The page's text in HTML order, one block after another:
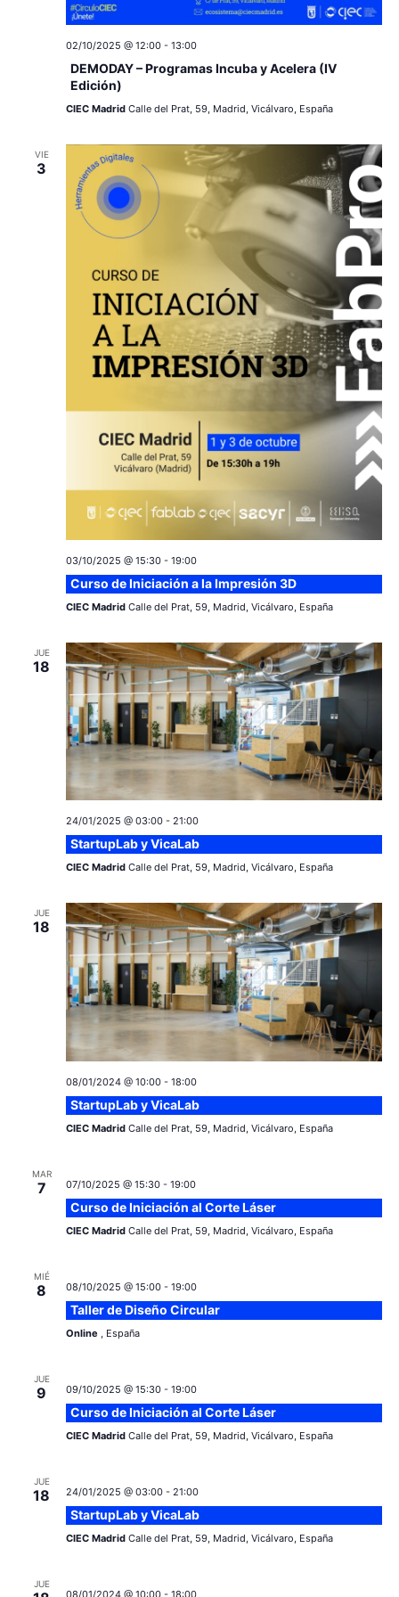
c
d
e
v
i
s
t
a
s
ó
v
i
s
t
a
s
d
e
E
v
e
n
o
02/10/2025 @ 12:00- 13:00
DEMODAY – Programas Incuba y Acelera (IV
Edición)
CIEC Madrid Calle del Prat, 59, Madrid, Vicálvaro, España
VIE
3
03/10/2025 @ 15:30- 19:00
Curso de Iniciación a la Impresión 3D
CIEC Madrid Calle del Prat, 59, Madrid, Vicálvaro, España
JUE
18
24/01/2025 @ 03:00- 21:00
StartupLab y VicaLab
CIEC Madrid Calle del Prat, 59, Madrid, Vicálvaro, España
JUE
18
08/01/2024 @ 10:00- 18:00
StartupLab y VicaLab
CIEC Madrid Calle del Prat, 59, Madrid, Vicálvaro, España
MAR
7 07/10/2025 @ 15:30- 19:00
Curso de Iniciación al Corte Láser
CIEC Madrid Calle del Prat, 59, Madrid, Vicálvaro, España
MIÉ
8 08/10/2025 @ 15:00- 19:00
Taller de Diseño Circular
Online , España
JUE
9 09/10/2025 @ 15:30- 19:00
Curso de Iniciación al Corte Láser
CIEC Madrid Calle del Prat, 59, Madrid, Vicálvaro, España
JUE
18 24/01/2025 @ 03:00- 21:00
StartupLab y VicaLab
CIEC Madrid Calle del Prat, 59, Madrid, Vicálvaro, España
JUE
08/01/2024 @ 10:00- 18:00